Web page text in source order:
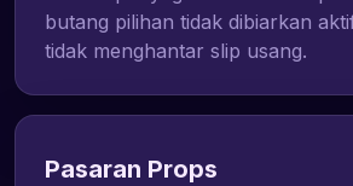
butang pilihan tidak dibiarkan
tidak menghantar slip usang.
Pasaran Props